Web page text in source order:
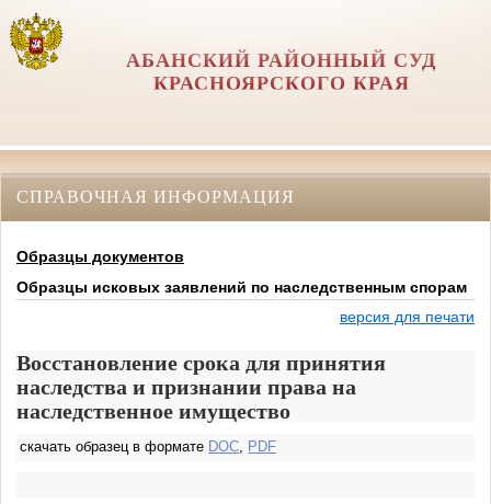
АБАНСКИЙ РАЙОННЫЙ СУД
КРАСНОЯРСКОГО КРАЯ
СПРАВОЧНАЯ ИНФОРМАЦИЯ
Образцы документов
Образцы исковых заявлений по наследственным спорам
версия для печати
Восстановление срока для принятия
наследства и признании права на
наследственное имущество
скачать образец в формате DOC, PDF